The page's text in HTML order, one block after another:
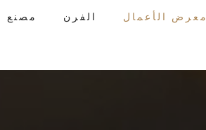
مصنع الفرن